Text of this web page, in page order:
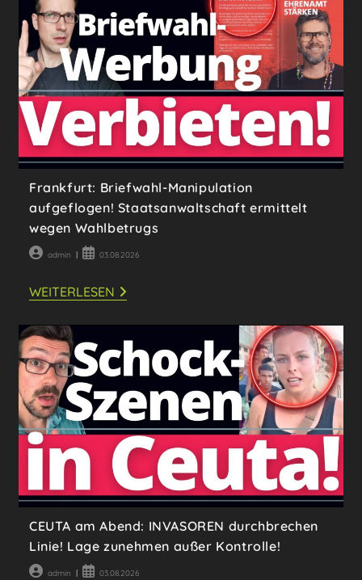
MILLIARDEN
DOLLAR
WENIGEN
MONATEN!
Frankfurt: Briefwahl-Manipulation
aufgeflogen! Staatsanwaltschaft ermittelt
wegen Wahlbetrugs
Beitrags-
admin
Beitrag03.08.2026
WEITERLESENFRANKFURT:
BRIEFWAHL-
AUFGEFLOGEN!
ERMITTELT
WEGEN
WAHLBETRUGS
CEUTA am Abend: INVASOREN durchbrechen
Linie! Lage zunehmen außer Kontrolle!
Beitrags-
admin
Beitrag03.08.2026